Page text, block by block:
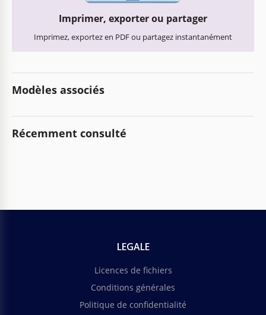
Imprimer, exporter ou partager
Imprimez, exportez en PDF ou partagez instantanément
Modèles associés
Récemment consulté
LEGALE
Licences de fichiers
Conditions générales
Politique de confidentialité